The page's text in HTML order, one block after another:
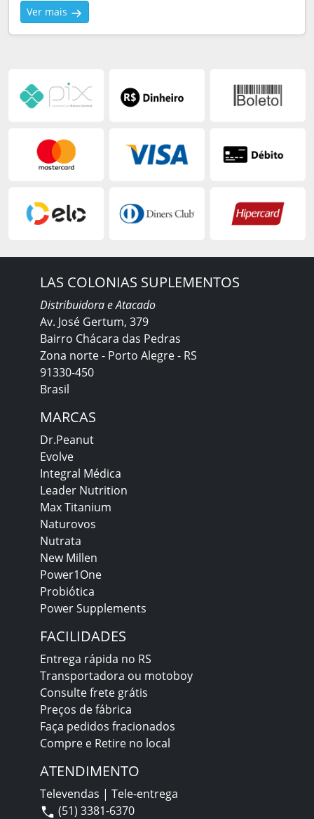
Ver mais
LAS COLONIAS SUPLEMENTOS
Distribuidora e Atacado
Av. José Gertum, 379
Bairro Chácara das Pedras
Zona norte - Porto Alegre - RS
91330-450
Brasil
MARCAS
Dr.Peanut
Evolve
Integral Médica
Leader Nutrition
Max Titanium
Naturovos
Nutrata
New Millen
Power1One
Probiótica
Power Supplements
FACILIDADES
Entrega rápida no RS
Transportadora ou motoboy
Consulte frete grátis
Preços de fábrica
Faça pedidos fracionados
Compre e Retire no local
ATENDIMENTO
Televendas | Tele-entrega
(51) 3381-6370